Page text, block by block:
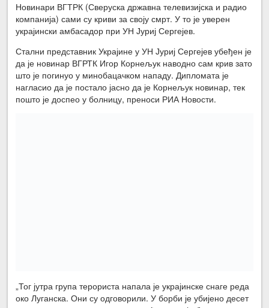
Новинари ВГТРК (Сверуска државна телевизијска и радио
компанија) сами су криви за своју смрт. У то је уверен
украјински амбасадор при УН Јуриј Сергејев.
Стални представник Украјине у УН Јуриј Сергејев убеђен је
да је новинар ВГРТК Игор Корнељук наводно сам крив зато
што је погинуо у минобацачком нападу. Дипломата је
нагласио да је постало јасно да је Корнељук новинар, тек
пошто је доспео у болницу, преноси РИА Новости.
„Тог јутра група терориста напала је украјинске снаге реда
око Луганска. Они су одговорили. У борби је убијено десет